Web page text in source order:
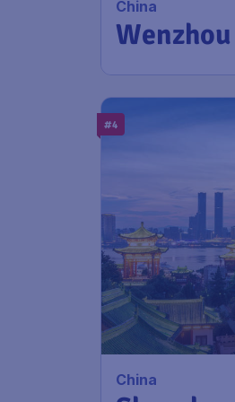
China
Wenzhou
#4
China